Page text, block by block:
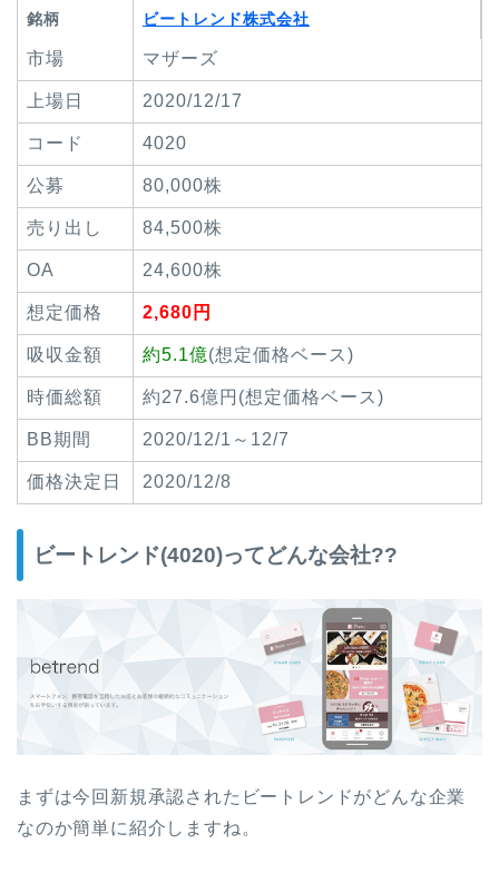
銘柄 ビートレンド株式会社
市場 マザーズ
上場日 2020/12/17
コード 4020
公募 80,000株
売り出し 84,500株
OA 24,600株
想定価格 2,680円
吸収金額 約5.1億(想定価格ベース)
時価総額 約27.6億円(想定価格ベース)
BB期間 2020/12/1～12/7
価格決定日 2020/12/8
ビートレンド(4020)ってどんな会社??
まずは今回新規承認されたビートレンドがどんな企業
なのか簡単に紹介しますね。